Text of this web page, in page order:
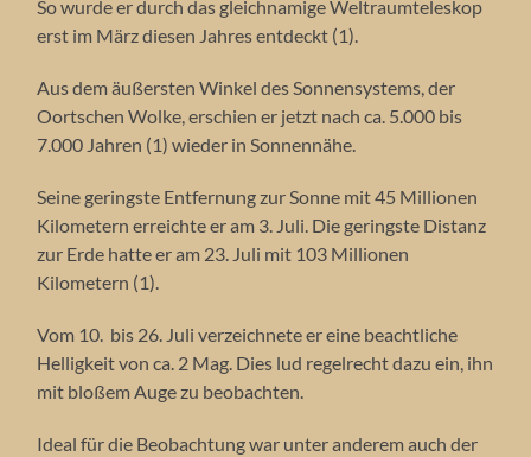
So wurde er durch das gleichnamige Weltraumteleskop
erst im März diesen Jahres entdeckt (1).
Aus dem äußersten Winkel des Sonnensystems, der
Oortschen Wolke, erschien er jetzt nach ca. 5.000 bis
7.000 Jahren (1) wieder in Sonnennähe.
Seine geringste Entfernung zur Sonne mit 45 Millionen
Kilometern erreichte er am 3. Juli. Die geringste Distanz
zur Erde hatte er am 23. Juli mit 103 Millionen
Kilometern (1).
Vom 10. bis 26. Juli verzeichnete er eine beachtliche
Helligkeit von ca. 2 Mag. Dies lud regelrecht dazu ein, ihn
mit bloßem Auge zu beobachten.
Ideal für die Beobachtung war unter anderem auch der